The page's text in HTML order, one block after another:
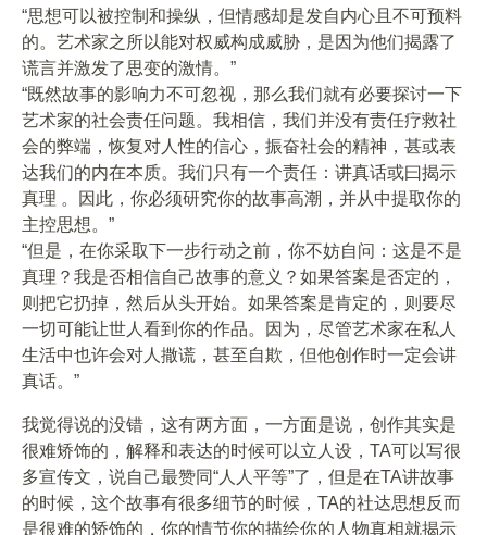
“思想可以被控制和操纵，但情感却是发自内心且不可预料
的。艺术家之所以能对权威构成威胁，是因为他们揭露了
谎言并激发了思变的激情。”
“既然故事的影响力不可忽视，那么我们就有必要探讨一下
艺术家的社会责任问题。我相信，我们并没有责任疗救社
会的弊端，恢复对人性的信心，振奋社会的精神，甚或表
达我们的内在本质。我们只有一个责任：讲真话或曰揭示
真理 。因此，你必须研究你的故事高潮，并从中提取你的
主控思想。”
“但是，在你采取下一步行动之前，你不妨自问：这是不是
真理？我是否相信自己故事的意义？如果答案是否定的，
则把它扔掉，然后从头开始。如果答案是肯定的，则要尽
一切可能让世人看到你的作品。因为，尽管艺术家在私人
生活中也许会对人撒谎，甚至自欺，但他创作时一定会讲
真话。”
我觉得说的没错，这有两方面，一方面是说，创作其实是
很难矫饰的，解释和表达的时候可以立人设，TA可以写很
多宣传文，说自己最赞同“人人平等”了，但是在TA讲故事
的时候，这个故事有很多细节的时候，TA的社达思想反而
是很难的矫饰的，你的情节你的描绘你的人物真相就揭示